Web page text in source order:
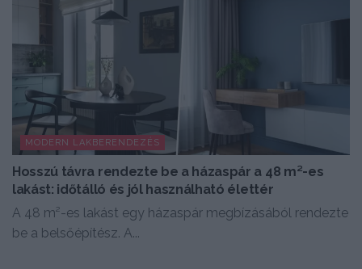
MODERN LAKBERENDEZÉS
Hosszú távra rendezte be a házaspár a 48 m²-es
lakást: időtálló és jól használható élettér
A 48 m²-es lakást egy házaspár megbízásából rendezte
be a belsőépítész. A...